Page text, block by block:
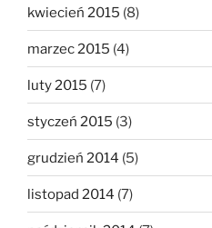
kwiecień 2015 (8)
marzec 2015 (4)
luty 2015 (7)
styczeń 2015 (3)
grudzień 2014 (5)
listopad 2014 (7)